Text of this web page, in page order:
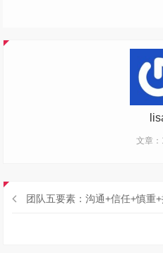
文章
团队五要素：沟通+信任+慎重